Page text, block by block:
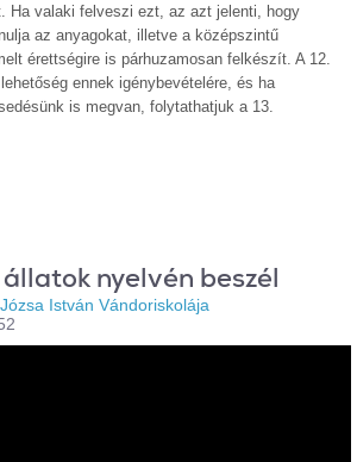
Ha valaki felveszi ezt, az azt jelenti, hogy
az anyagokat, illetve a középszintű
érettségire is párhuzamosan felkészít. A 12.
ennek igénybevételére, és ha
is megvan, folytathatjuk a 13.
nyelvén beszél
István Vándoriskolája